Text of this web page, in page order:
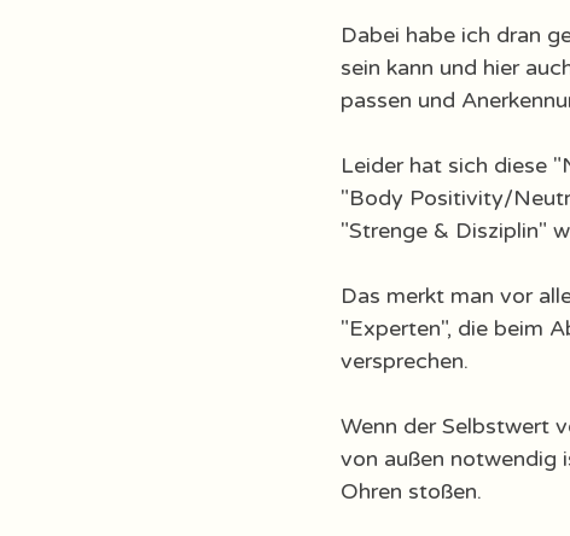
Dabei habe ich dran
sein kann und hier
passen und
Leider hat sich diese
"Body Positivity/
"Strenge & Disziplin"
Das merkt man vor
"Experten", die beim
versprechen.
Wenn der Selbstwert
von außen notwendig
Ohren stoßen.